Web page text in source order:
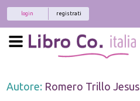
registrati
login
Autore: Romero Trillo Jesus